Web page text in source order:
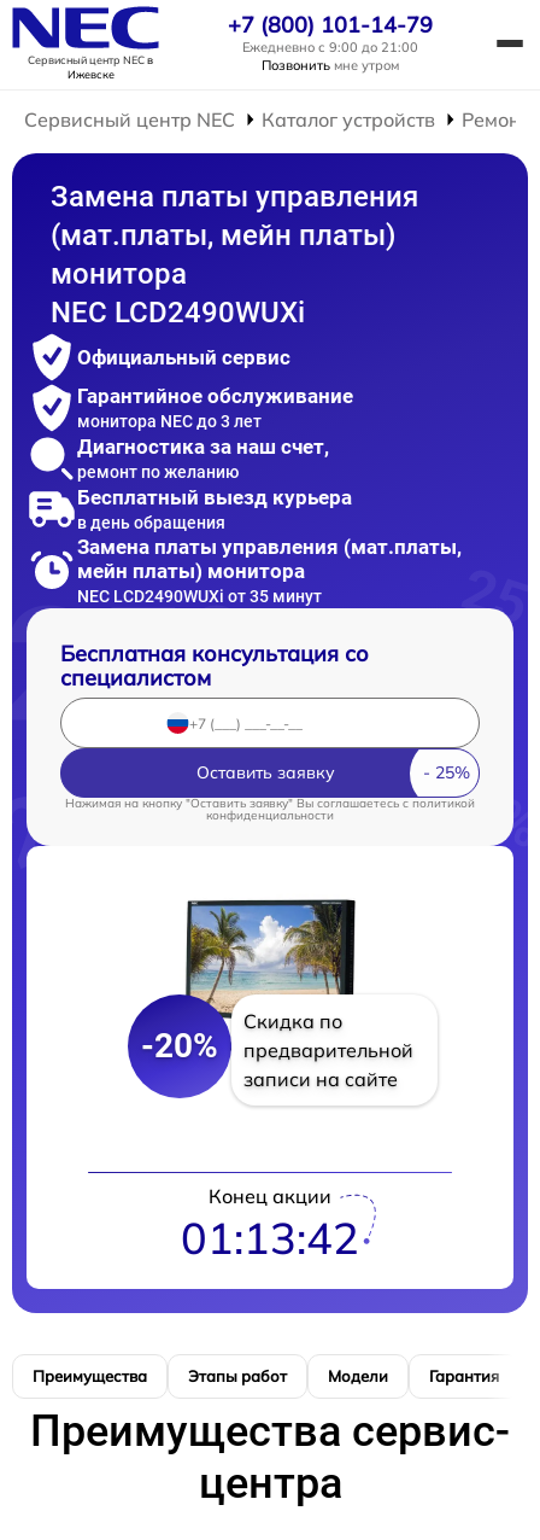
Сервисный центр NECв
Ижевске
+7 (800) 101-14-79
Ежедневно с 9:00 до 21:00
Позвонить мне утром
Сервисный центр NEC Каталог устройств Ремонт
Замена платы управления
(мат.платы, мейн платы)
монитора
NEC LCD2490WUXi
Официальный сервис
Гарантийное обслуживание
монитора NEC до 3 лет
Диагностика за наш счет,
ремонт по желанию
Бесплатный выезд курьера
в день обращения
Замена платы управления (мат.платы,
мейн платы) монитора
NEC LCD2490WUXi от 35 минут
Бесплатная консультация со
специалистом
Оставить заявку
Нажимая на кнопку "Оставить заявку" Вы соглашаетесь cполитикой
конфиденциальности
-20%
Скидка по
предварительной
записи на сайте
Конец акции
01:13:40
Преимущества Этапы работ Модели Гарантия
Преимущества сервис-
центра